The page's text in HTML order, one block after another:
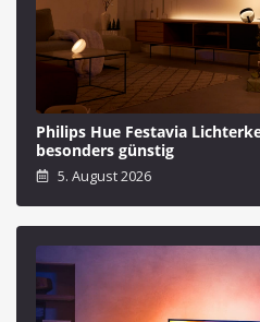
Philips Hue Festavia
besonders günstig
5. August 2026